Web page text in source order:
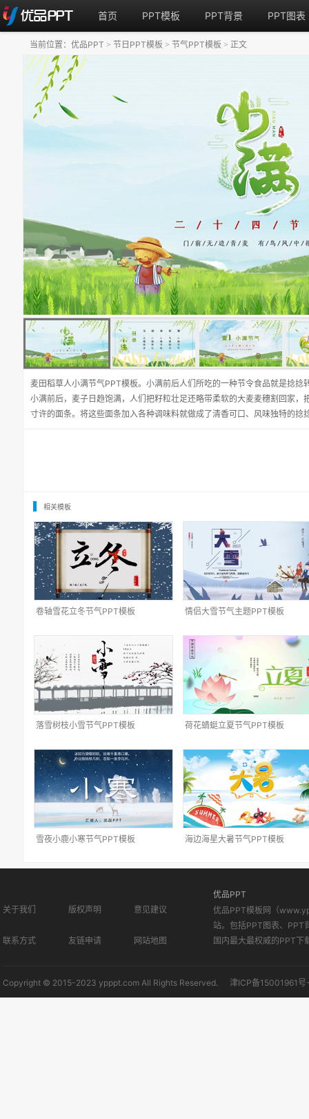
首页 PPT模板 PPT背景 PPT图表
麦田稻草人小满节气PPT模板。小满前后人们所吃的一种节令食品就是捻
小满前后，麦子日趋饱满，人们把籽粒壮足还略带柔软的大麦麦穗割回家
寸许的面条。将这些面条加入各种调味料就做成了清香可口、风味独特的捻
当前位置： 优品PPT > 节日PPT模板 > 节气PPT模板 > 正文
相关模板
卷轴雪花立冬节气PPT模板 情侣大雪节气主题PPT模板
落雪树枝小雪节气PPT模板 荷花蜻蜓立夏节气PPT模板
雪夜小鹿小寒节气PPT模板 海边海星大暑节气PPT模板
关于我们 版权声明 意见建议
联系方式 友链申请 网站地图
优品PPT
优品PPT模板网（
站。包括PPT图表、PPT
国内最大最权威的PPT下
Copyright © 2015-2023 ypppt.com All Rights Reserved. 津ICP备15001961号